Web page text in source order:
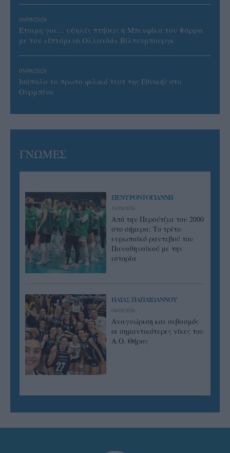
06/08/2026
Έτοιμη για… υψηλές πτήσεις η Μπενφίκα του Ψάρρα
με τον «Ιπτάμενο Ολλανδό» Βίλτενμπουργκ
05/08/2026
Ισόπαλο το πρωτο φιλικό τεστ της Εθνικής στο
Ουρμπίνο
ΓΝΩΜΕΣ
ΠΕΝΥ ΡΟΝΤΟΓΙΑΝΝΗ
11/03/2026
Από την Περούτζια του 2000
στο σήμερα: Tο τρίτο
ευρωπαϊκό ραντεβού του
Παναθηναϊκού με την
ιστορία
ΗΛΙΑΣ ΠΑΠΑΪΩΑΝΝΟΥ
08/03/2026
Αναγνώριση και σεβασμός
οι σημαντικότερες νίκες του
Α.Ο. Θήρας